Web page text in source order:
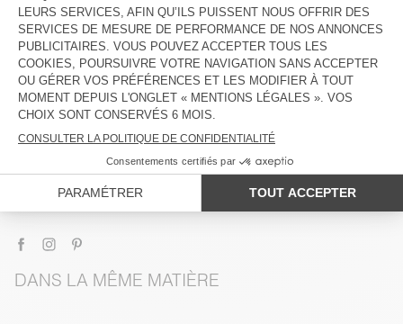
VOIR LA DISPONIBILITE EN MAGASIN
DESCRIPTION
TAILLE ET COUPE
COMPOSITION
ENTRETIEN
TRAÇABILITÉ
DANS LA MÊME MATIÈRE